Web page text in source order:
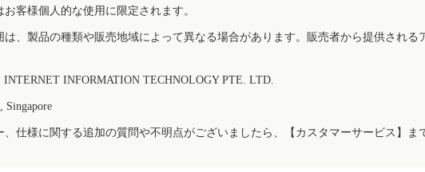
客様個人的な使用に限定されます。
、製品の種類や販売地域によって異なる場合があります。販売者から提供され
INFORMATION TECHNOLOGY PTE. LTD.
Singapore
仕様に関する追加の質問や不明点がございましたら、【カスタマーサービス】